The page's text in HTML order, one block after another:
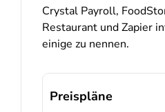
Crystal Payroll,
Restaurant und Zapier
einige zu nennen.
Preispläne